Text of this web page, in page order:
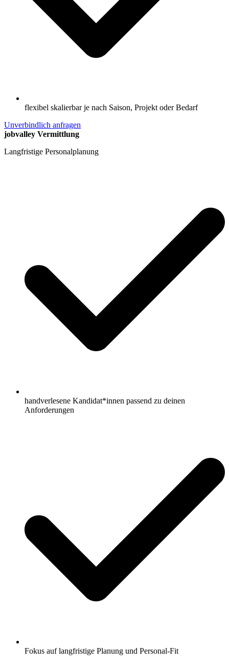
flexibel skalierbar je nach Saison, Projekt oder Bedarf
Unverbindlich anfragen
jobvalley Vermittlung
Langfristige Personalplanung
handverlesene Kandidat*innen passend zu deinen
Anforderungen
Fokus auf langfristige Planung und Personal-Fit